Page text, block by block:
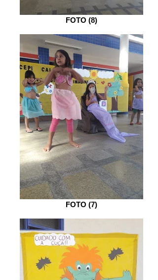
FOTO (8)
FOTO (7)